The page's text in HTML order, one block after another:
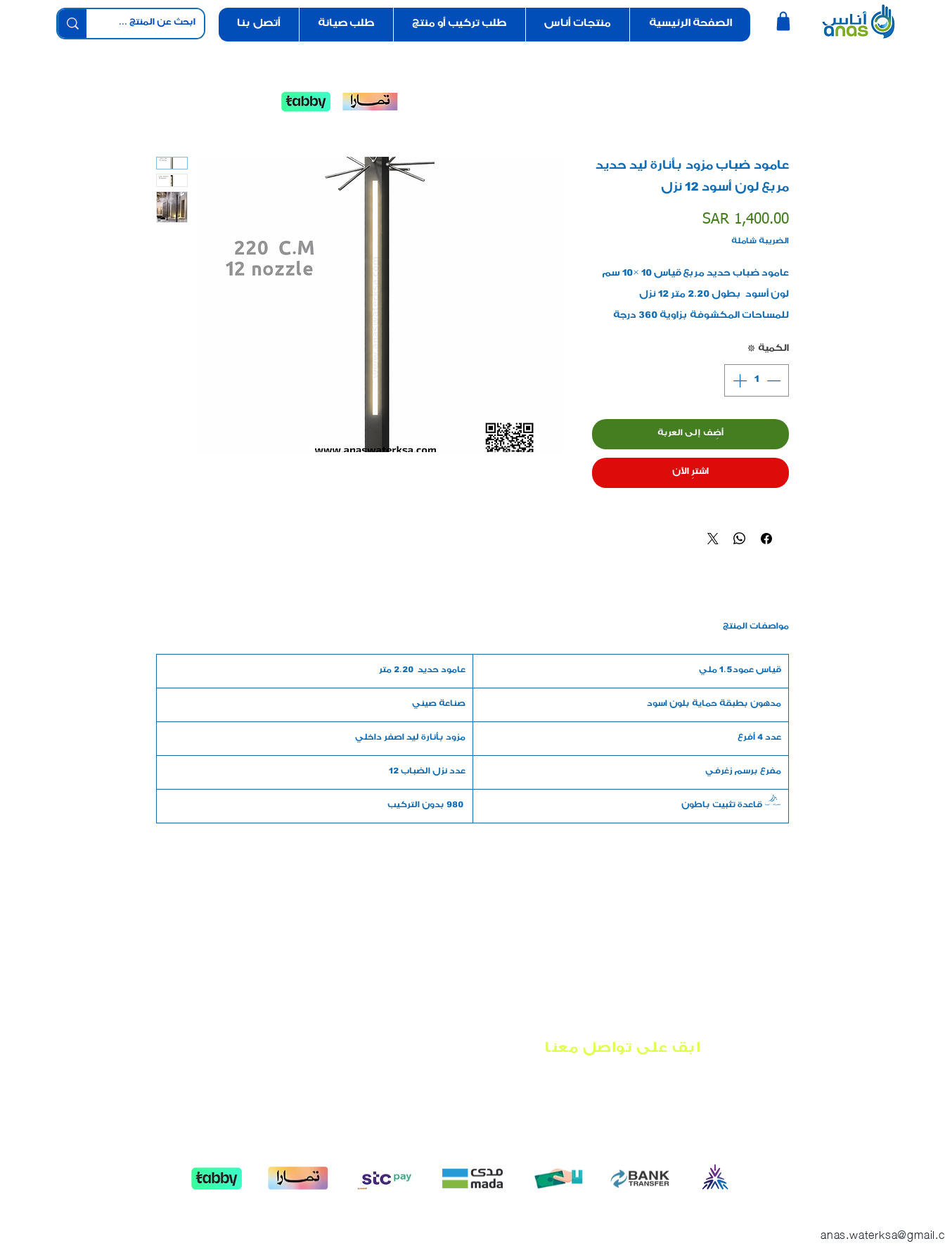
الصفحة الرئيسية منتجات أناس طلب تركيب أو منتج طلب صيانة أتصل بنا
عامود ضباب مزود بأنارة ليد حديد
مربع لون أسود 12 نزل
SAR 1,400.00السعر
الضريبة شاملة
عامود ضباب حديد مربع قياس 10 ×10 سم
لون أسود بطول 2.20 متر 12 نزل
للمساحات المكشوفة بزاوية 360 درجة
أشكال للانارة
الكمية *
أضِف إلى العربة
اشترِ الآن
مواصفات المنتج
قياس عمود 1.5 ملي عامود حديد 2.20 متر
مدهون بطبقة حماية بلون اسود صناعة صيني
عدد 4 أفرع مزود بأنارة ليد اصفر داخلي
مفرغ برسم زغرفي عدد نزل الضباب 12
- قاعدة تثبيت باطون
ابق على تواصل معنا